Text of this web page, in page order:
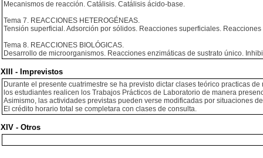
Mecanismos de reacción. Catálisis. Catálisis ácido-base.
Tema 7. REACCIONES HETEROGÉNEAS.
Tensión superficial. Adsorción por sólidos. Reacciones superficiales.
Tema 8. REACCIONES BIOLÓGICAS.
Desarrollo de microorganismos. Reacciones enzimáticas de sustrato único.
XIII - Imprevistos
Durante el presente cuatrimestre se ha previsto dictar clases teórico practicas
los estudiantes realicen los Trabajos Prácticos de Laboratorio de manera
Asimismo, las actividades previstas pueden verse modificadas por situaciones
El crédito horario total se completara con clases de consulta.
XIV - Otros